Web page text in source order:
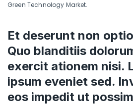
Green Technology Market.
Et deserunt non
Quo blanditiis
exercit ationem nisi.
ipsum eveniet sed.
eos impedit ut